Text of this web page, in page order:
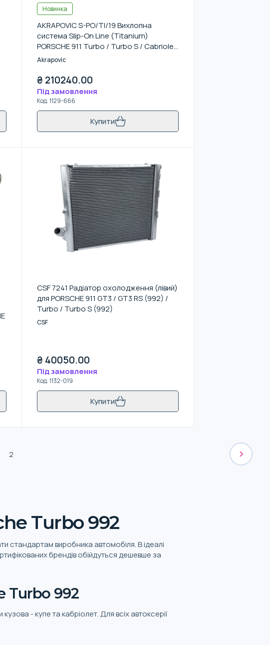
Новинка
AKRAPOVIC S-PO/TI/19 Вихлопна
система Slip-On Line (Titanium)
PORSCHE 911 Turbo / Turbo S / Cabriolet
/ Sport Classic (992) 2020- (без
Akrapovic
₴ 210240.00
Під замовлення
Код:1129-666
Купити
CSF 7241 Радіатор охолодження (лівий)
для PORSCHE 911 GT3 / GT3 RS (992) /
Turbo / Turbo S (992)
CSF
₴ 40050.00
Під замовлення
Код:1132-019
Купити
2
Turbo 992
стандартам виробника автомобіля. В ідеалі
брендів обійдуться дешевше за
Turbo 992
- купе та кабріолет. Для всіх автоксерії